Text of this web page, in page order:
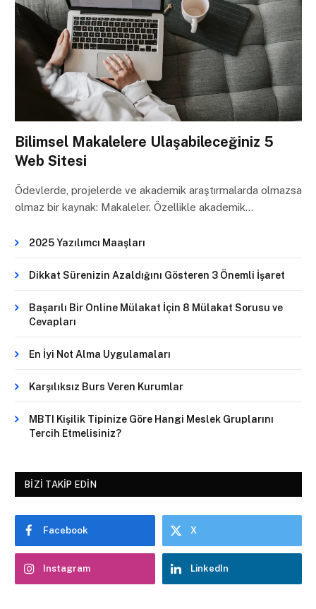
Bilimsel Makalelere Ulaşabileceğiniz 5
Web Sitesi
Ödevlerde, projelerde ve akademik araştırmalarda olmazsa
olmaz bir kaynak: Makaleler. Özellikle akademik…
2025 Yazılımcı Maaşları
Dikkat Sürenizin Azaldığını Gösteren 3 Önemli İşaret
Başarılı Bir Online Mülakat İçin 8 Mülakat Sorusu ve
Cevapları
En İyi Not Alma Uygulamaları
Karşılıksız Burs Veren Kurumlar
MBTI Kişilik Tipinize Göre Hangi Meslek Gruplarını
Tercih Etmelisiniz?
BIZI TAKIP EDIN
Facebook X
Instagram LinkedIn